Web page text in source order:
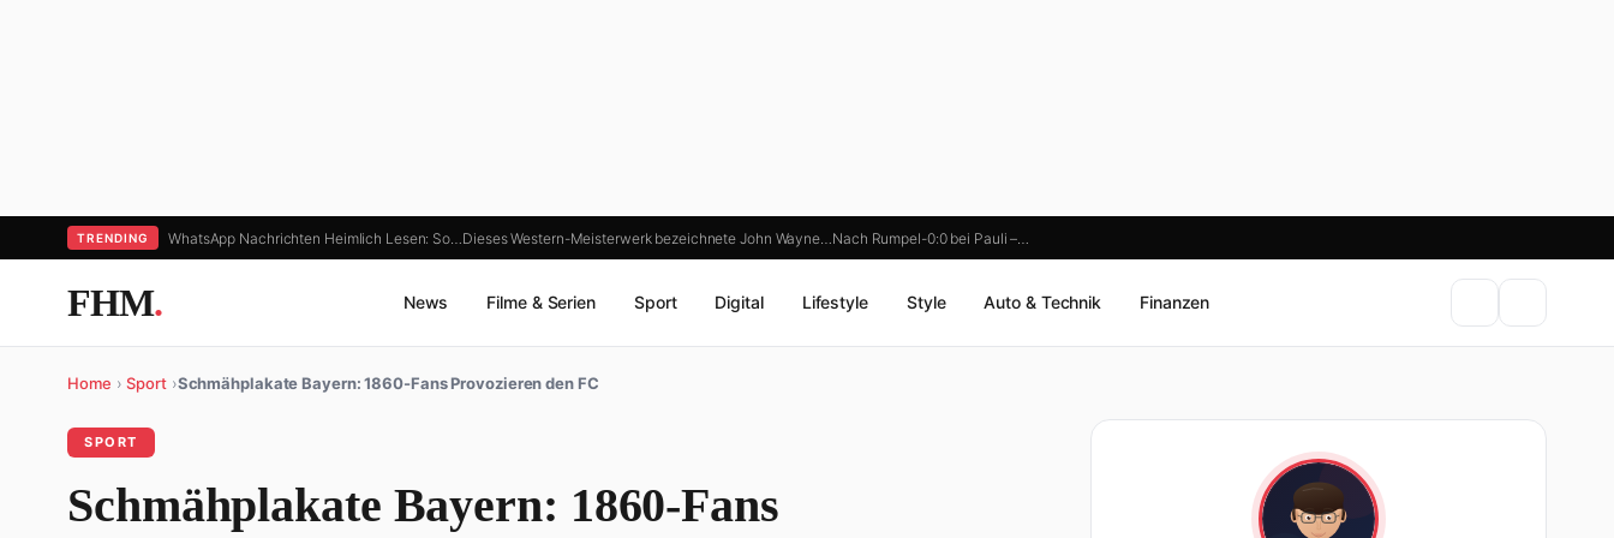
TRENDING WhatsApp Nachrichten Heimlich Lesen: So… Dieses Western-Meisterwerk bezeichnete John Wayne… Nach Rumpel-0:0 bei Pauli –…
FHM. News Filme & Serien Sport Digital Lifestyle Style Auto & Technik Finanzen
Home › Sport ›Schmähplakate Bayern: 1860-Fans Provozieren den FC
SPORT
Schmähplakate Bayern: 1860-Fans